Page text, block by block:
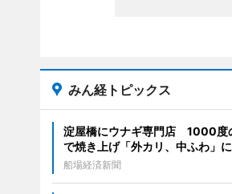
みん経トピックス
淀屋橋にウナギ専門店 1000度
で焼き上げ「外カリ、中ふわ」に
船場経済新聞